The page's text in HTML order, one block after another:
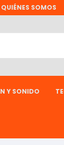
QUIÉNES SOMOS
Y SONIDO